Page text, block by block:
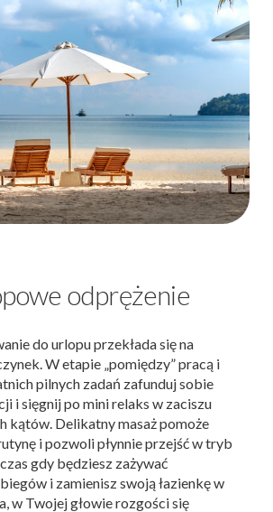
odprężenie
do urlopu przekłada się na
W etapie „pomiędzy” pracą i
pilnych zadań zafunduj sobie
i sięgnij po mini relaks w zaciszu
kątów. Delikatny masaż pomoże
i pozwoli płynnie przejść w tryb
gdy będziesz zażywać
i zamienisz swoją łazienkę w
w Twojej głowie rozgości się